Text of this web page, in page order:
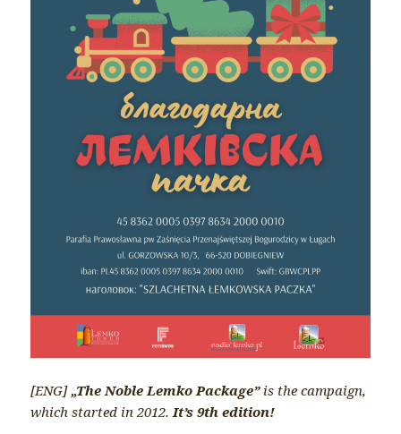
[ENG]„The Noble Lemko Package”is the campaign,
which started in 2012.It’s 9th edition!